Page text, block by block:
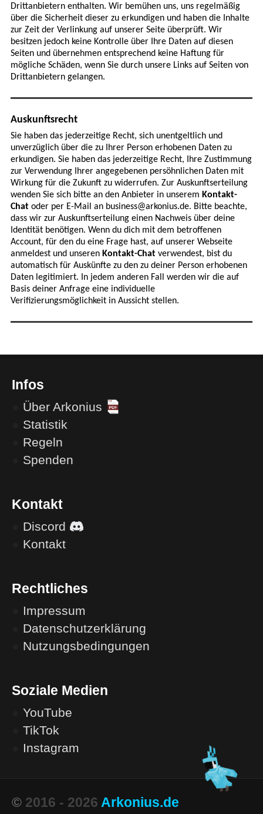
Drittanbietern enthalten. Wir bemühen uns, uns regelmäßig
über die Sicherheit dieser zu erkundigen und haben die Inhalte
zur Zeit der Verlinkung auf unserer Seite überprüft. Wir
besitzen jedoch keine Kontrolle über Ihre Daten auf diesen
Seiten und übernehmen entsprechend keine Haftung für
mögliche Schäden, wenn Sie durch unsere Links auf Seiten von
Drittanbietern gelangen.
Auskunftsrecht
Sie haben das jederzeitige Recht, sich unentgeltlich und
unverzüglich über die zu Ihrer Person erhobenen Daten zu
erkundigen. Sie haben das jederzeitige Recht, Ihre Zustimmung
zur Verwendung Ihrer angegebenen persöhnlichen Daten mit
Wirkung für die Zukunft zu widerrufen. Zur Auskunftserteilung
wenden Sie sich bitte an den Anbieter in unserem Kontakt-
Chatoder per E-Mail an business@arkonius.de. Bitte beachte,
dass wir zur Auskunftserteilung einen Nachweis über deine
Identität benötigen. Wenn du dich mit dem betroffenen
Account, für den du eine Frage hast, auf unserer Webseite
anmeldest und unseren Kontakt-Chatverwendest, bist du
automatisch für Auskünfte zu den zu deiner Person erhobenen
Daten legitimiert. In jedem anderen Fall werden wir die auf
Basis deiner Anfrage eine individuelle
Verifizierungsmöglichkeit in Aussicht stellen.
Infos
Über Arkonius
Statistik
Regeln
Spenden
Kontakt
Discord
Kontakt
Rechtliches
Impressum
Datenschutzerklärung
Nutzungsbedingungen
Soziale Medien
YouTube
TikTok
Instagram
© 2016 - 2026 Arkonius.de